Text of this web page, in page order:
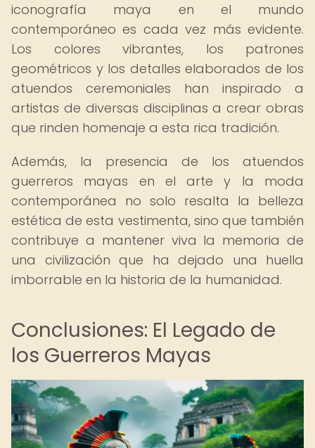
iconografía maya en el mundo
contemporáneo es cada vez más evidente.
Los colores vibrantes, los patrones
geométricos y los detalles elaborados de los
atuendos ceremoniales han inspirado a
artistas de diversas disciplinas a crear obras
que rinden homenaje a esta rica tradición.
Además, la presencia de los atuendos
guerreros mayas en el arte y la moda
contemporánea no solo resalta la belleza
estética de esta vestimenta, sino que también
contribuye a mantener viva la memoria de
una civilización que ha dejado una huella
imborrable en la historia de la humanidad.
Conclusiones: El Legado de
los Guerreros Mayas